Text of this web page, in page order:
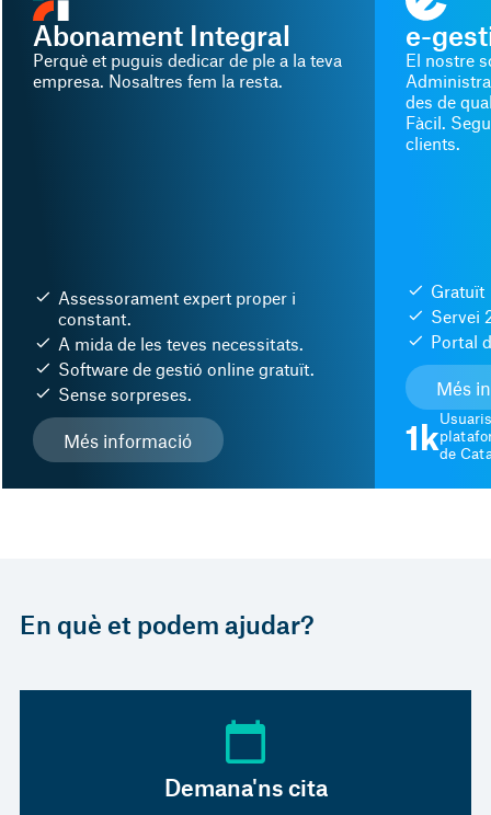
Abonament Integral
Perquè et puguis dedicar de ple a la teva
empresa. Nosaltres fem la resta.
Assessorament expert proper i
constant.
A mida de les teves necessitats.
Software de gestió online gratuït.
Sense sorpreses.
Més informació
e-
El nostre
des de
Fàcil.
clients.
Gratuït
Servei
Portal
Més
1kde
En què et podem ajudar?
Demana'ns cita